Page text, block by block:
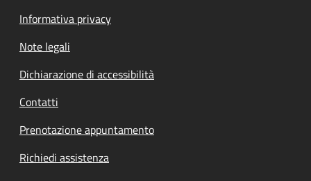
Informativa privacy
Note legali
Dichiarazione di accessibilità
Contatti
Prenotazione appuntamento
Richiedi assistenza